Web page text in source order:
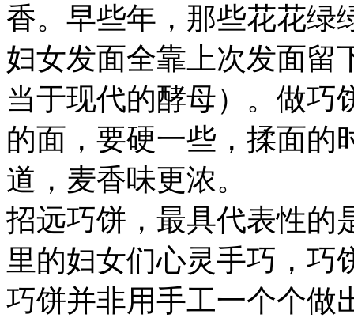
香。早些年，那些花花绿
妇女发面全靠上次发面留
当于现代的酵母）。做巧
的面，要硬一些，揉面的
道，麦香味更浓。
招远巧饼，最具代表性的
里的妇女们心灵手巧，巧
巧饼并非用手工一个个做